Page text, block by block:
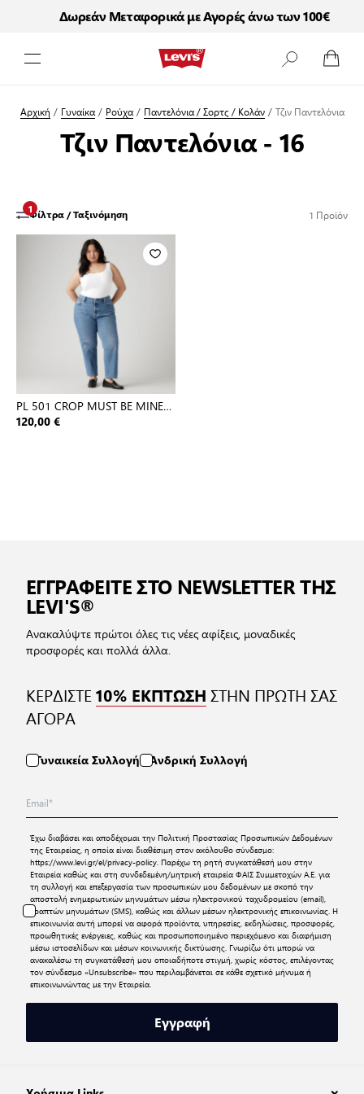
Δωρεάν Μεταφορικά με Αγορές άνω των 100€
Αρχική / Γυναίκα / Ρούχα / Παντελόνια / Σορτς / Κολάν / Τζιν Παντελόνια
Τζιν Παντελόνια - 16
Φίλτρα / Ταξινόμηση
1 1 Προϊόν
PL 501 CROP MUST BE MINE
PLUS
120,00 €
ΕΓΓΡΑΦΕΙΤΕ ΣΤΟ NEWSLETTER ΤΗΣ
LEVI'S®
Ανακαλύψτε πρώτοι όλες τις νέες αφίξεις, μοναδικές
προσφορές και πολλά άλλα.
ΚΕΡΔΙΣΤΕ10% ΕΚΠΤΩΣΗ ΣΤΗΝ ΠΡΩΤΗ ΣΑΣ
ΑΓΟΡΑ
Γυναικεία Συλλογή Ανδρική Συλλογή
Έχω διαβάσει και αποδέχομαι την Πολιτική Προστασίας Προσωπικών Δεδομένων
της Εταιρείας, η οποία είναι διαθέσιμη στον ακόλουθο σύνδεσμο:
https://www.levi.gr/el/privacy-policy. Παρέχω τη ρητή συγκατάθεσή μου στην
Εταιρεία καθώς και στη συνδεδεμένη/μητρική εταιρεία ΦΑΙΣ Συμμετοχών Α.Ε. για
τη συλλογή και επεξεργασία των προσωπικών μου δεδομένων με σκοπό την
αποστολή ενημερωτικών μηνυμάτων μέσω ηλεκτρονικού ταχυδρομείου (email),
γραπτών μηνυμάτων (SMS), καθώς και άλλων μέσων ηλεκτρονικής επικοινωνίας. Η
επικοινωνία αυτή μπορεί να αφορά προϊόντα, υπηρεσίες, εκδηλώσεις, προσφορές,
προωθητικές ενέργειες, καθώς και προσωποποιημένο περιεχόμενο και διαφήμιση
μέσω ιστοσελίδων και μέσων κοινωνικής δικτύωσης. Γνωρίζω ότι μπορώ να
ανακαλέσω τη συγκατάθεσή μου οποιαδήποτε στιγμή, χωρίς κόστος, επιλέγοντας
τον σύνδεσμο «Unsubscribe» που περιλαμβάνεται σε κάθε σχετικό μήνυμα ή
επικοινωνώντας με την Εταιρεία.
Εγγραφή